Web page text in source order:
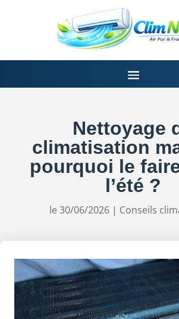
Nettoyage
climatisation
pourquoi le
l’été ?
le 30/06/2026| Conseils